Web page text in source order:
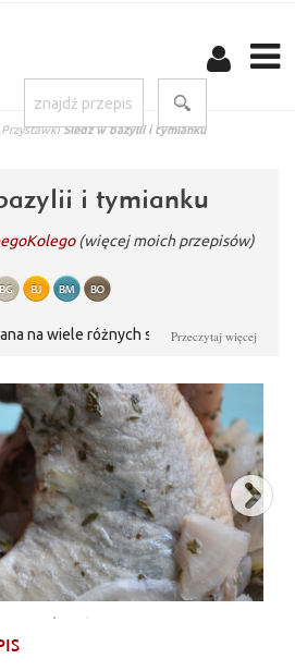
Przystawki Śledź w bazylii i tymianku
i tymianku
(więcej moich przepisów)
na wiele różnych sposobów. Dziś
Zamarynowana ryba w przyprawach
i kusi aromatem. Wypróbuj śledzia w
tymianku! Smacznego!
Przeczytaj więcej